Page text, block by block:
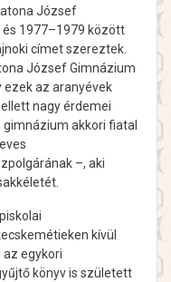
József
és 1977–1979 között
címet szereztek.
József Gimnázium
ezek az aranyévek
nagy érdemei
akkori fiatal
–, aki
kívül
az egykori
könyv is született